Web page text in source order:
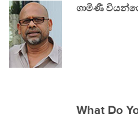
ගාමිණී
What Do